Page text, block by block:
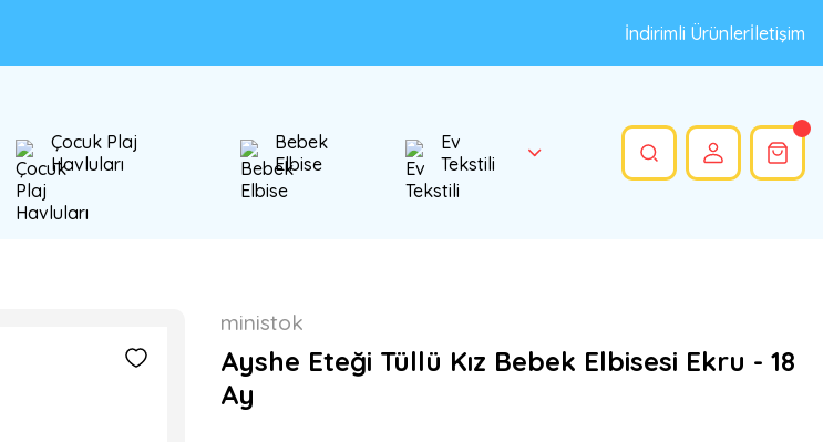
İndirimli Ürünlerİletişim
Çocuk Plaj
Havluları
Bebek
Elbise
Ev
Tekstili
ministok
Ayshe Eteği Tüllü Kız Bebek Elbisesi Ekru - 18
Ay